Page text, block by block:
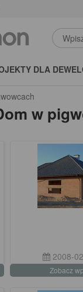
DLA
w
2008-
Zobacz